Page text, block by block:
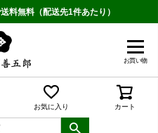
料無料（配送先1件あたり）
お買い物
お気に入り カート